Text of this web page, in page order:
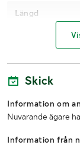
Längd
Lasthjälp med
Skick
Information om
Nuvarande ägare
Information från